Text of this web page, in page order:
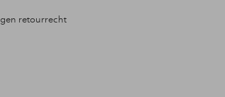
retourrecht